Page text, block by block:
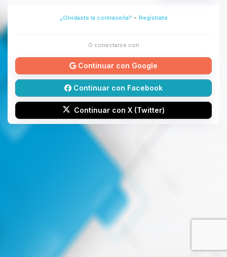
¿Olvidaste la contraseña? - Regístrate
O conectarse con
Continuar con Google
Continuar con Facebook
Continuar con X (Twitter)